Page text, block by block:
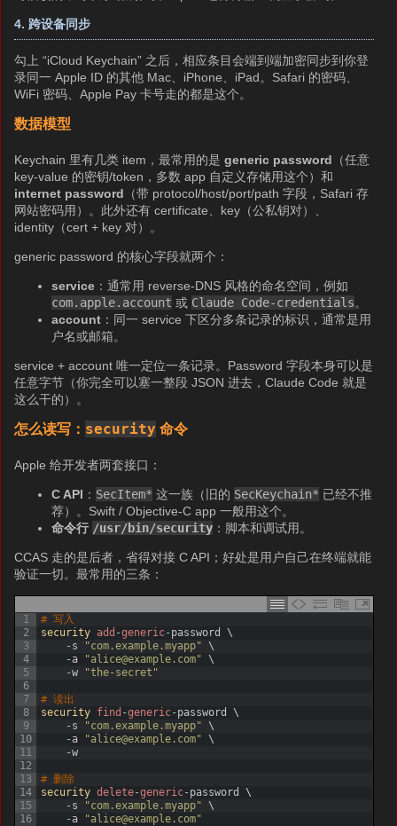
4. 跨设备同步
勾上 “iCloud Keychain” 之后，相应条目会端到端加密同步到你登
录同一 Apple ID 的其他 Mac、iPhone、iPad。Safari 的密码、
WiFi 密码、Apple Pay 卡号走的都是这个。
数据模型
Keychain 里有几类 item，最常用的是generic password （任意
key-value 的密钥/token，多数 app 自定义存储用这个）和
internet password （带 protocol/host/port/path 字段，Safari 存
网站密码用）。此外还有 certificate、key（公私钥对）、
identity（cert + key 对）。
generic password 的核心字段就两个：
service ：通常用 reverse-DNS 风格的命名空间，例如
com.apple.account 或 Claude Code-credentials。
account ：同一 service 下区分多条记录的标识，通常是用
户名或邮箱。
service + account 唯一定位一条记录。Password 字段本身可以是
任意字节（你完全可以塞一整段 JSON 进去，Claude Code 就是
这么干的）。
怎么读写： security 命令
Apple 给开发者两套接口：
C API ： SecItem* 这一族（旧的 SecKeychain* 已经不推
荐）。Swift / Objective-C app 一般用这个。
命令行 /usr/bin/security ：脚本和调试用。
CCAS 走的是后者，省得对接 C API；好处是用户自己在终端就能
验证一切。最常用的三条：
1
2
3
4
5
6
7
8
9
10
11
12
13
14
15
16
# 写入
security add -generic-password
\
- s "com.example.myapp" \
-a "alice@example.com" \
-w "the-secret"
# 读出
security find -generic-password
\
- s "com.example.myapp" \
-a "alice@example.com" \
-w
# 删除
security delete-generic-password
\
- s "com.example.myapp" \
-a "alice@example.com"